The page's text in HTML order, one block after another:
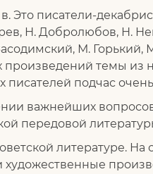
Это писатели-
Н. Добролюбов, Н.
М.
темы из
подчас
важнейших
передовой
литературе.